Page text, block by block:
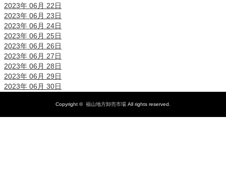
2023年 06月 22日
2023年 06月 23日
2023年 06月 24日
2023年 06月 25日
2023年 06月 26日
2023年 06月 27日
2023年 06月 28日
2023年 06月 29日
2023年 06月 30日
Copyright © 福山地方卸売市場 All rights reserved.